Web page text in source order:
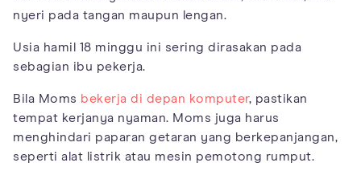
nyeri pada tangan maupun lengan.
Usia hamil 18 minggu ini sering dirasakan pada
sebagian ibu pekerja.
Bila Moms bekerja di depan komputer, pastikan
tempat kerjanya nyaman. Moms juga harus
menghindari paparan getaran yang berkepanjangan,
seperti alat listrik atau mesin pemotong rumput.